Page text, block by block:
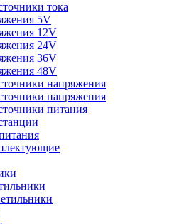
тока
5V
12V
24V
36V
48V
напряжения
напряжения
питания